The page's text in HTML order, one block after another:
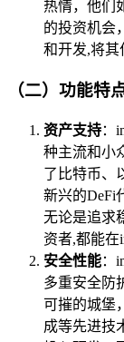
热情，他们
的投资机会
和开发,将其
（二）功能特
资产支持：
种主流和小
了比特币、
新兴的DeFi
无论是追求
资者,都能在
安全性能：
多重安全防
可摧的城堡
成等先进技